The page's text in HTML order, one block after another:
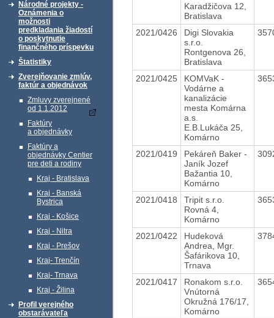
Národné projekty -
Oznámenia o
možnosti
predkladania žiadostí
o poskytnutie
finančného príspevku
Štatistiky
Zverejňovanie zmlúv,
faktúr a objednávok
Zmluvy zverejnené
od 1.1.2012
Faktúry
a objednávky
Faktúry a
objednávky Centier
pre deti a rodiny
Kraj - Bratislava
Kraj - Banská
Bystrica
Kraj - Košice
Kraj - Nitra
Kraj - Prešov
Kraj- Trenčín
Kraj- Trnava
Kraj - Žilina
Profil verejného
obstarávateľa
Karadžičova 12,
Bratislava
2021/0426
Digi Slovakia
s.r.o.
Rontgenova 26,
Bratislava
2021/0425
KOMVaK -
Vodárne a
kanalizácie
mesta Komárna
a.s.
E.B.Lukáča 25,
Komárno
2021/0419
Pekáreň Baker -
Janík Jozef
Bažantia 10,
Komárno
2021/0418
Tripit s.r.o.
Rovná 4,
Komárno
2021/0422
Hudeková
Andrea, Mgr.
Šafárikova 10,
Trnava
2021/0417
Ronakom s.r.o.
Vnútorná
Okružná 176/17,
Komárno